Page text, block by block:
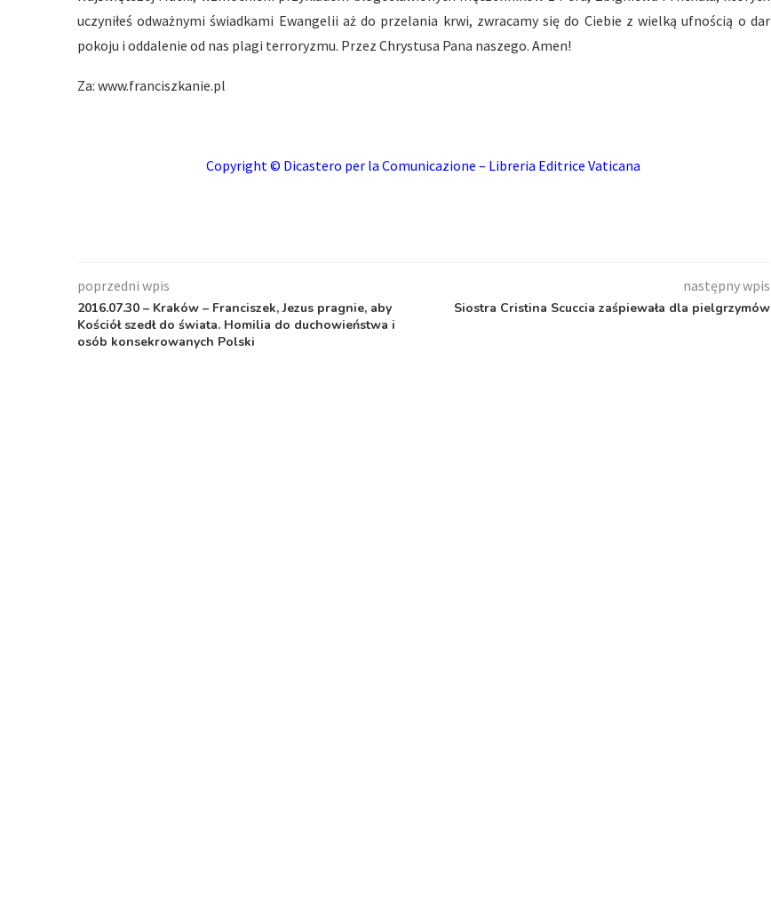
uczyniłeś odważnymi świadkami Ewangelii aż do przelania krwi, zwracamy się do Ciebie z wielką ufnością o dar
pokoju i oddalenie od nas plagi terroryzmu. Przez Chrystusa Pana naszego. Amen!
Za: www.franciszkanie.pl
Copyright © Dicastero per la Comunicazione – Libreria Editrice Vaticana
poprzedni wpis
2016.07.30 – Kraków – Franciszek, Jezus pragnie, aby
Kościół szedł do świata. Homilia do duchowieństwa i
osób konsekrowanych Polski
następny wpis
Siostra Cristina Scuccia zaśpiewała dla pielgrzymów